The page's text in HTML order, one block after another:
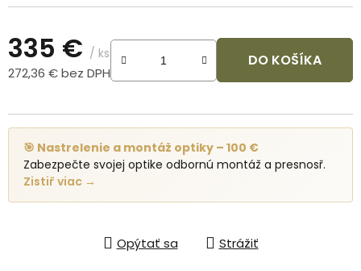
335 € / ks
272,36 € bez DPH
DO KOŠÍKA
🎯 Nastrelenie a montáž optiky – 100 €
Zabezpečte svojej optike odbornú montáž a presnosř.
Zistiř viac →
Opýtať sa Strážiť